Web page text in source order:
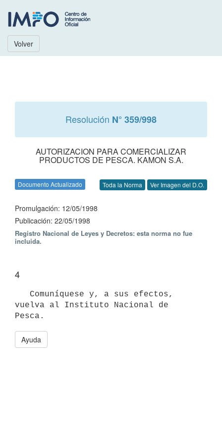
Volver
Resolución N° 359/998
AUTORIZACION PARA COMERCIALIZAR
PRODUCTOS DE PESCA. KAMON S.A.
Documento Actualizado Toda la Norma Ver Imagen del D.O.
Promulgación: 12/05/1998
Publicación: 22/05/1998
Registro Nacional de Leyes y Decretos: esta norma no fue
incluida.
4
vuelva al Instituto Nacional de
Ayuda